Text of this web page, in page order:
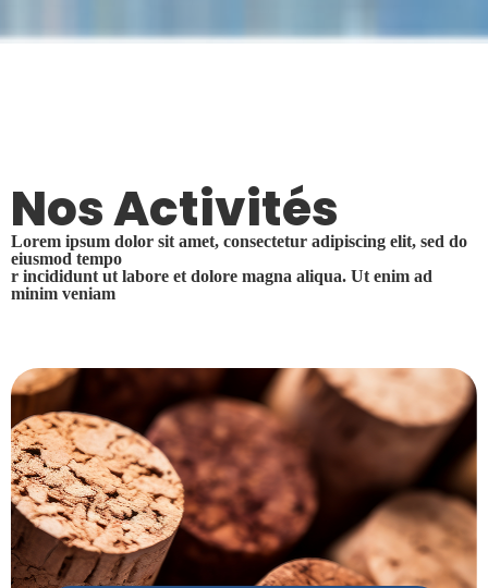
Nos Activités
Lorem ipsum dolor sit amet, consectetur adipiscing elit, sed do
eiusmod tempo
r incididunt ut labore et dolore magna aliqua. Ut enim ad
minim veniam